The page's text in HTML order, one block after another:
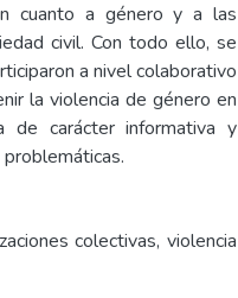
cuanto a género y a las
civil. Con todo ello, se
a nivel colaborativo
la violencia de género en
de carácter informativa y
colectivas, violencia